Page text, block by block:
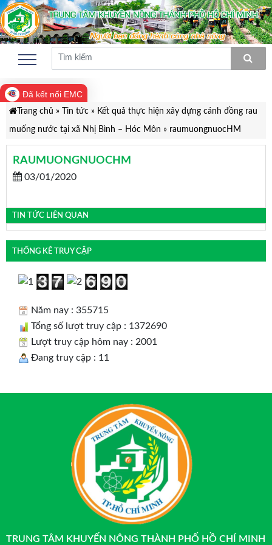
Đã kết nối EMC
Trang chủ » Tin tức» Kết quả thực hiện xây dựng cánh đồng rau
muống nước tại xã Nhị Bình – Hóc Môn » raumuongnuocHM
RAUMUONGNUOCHM
03/01/2020
TIN TỨC LIÊN QUAN
THỐNG KÊ TRUY CẬP
Năm nay : 355715
Tổng số lượt truy cập : 1372690
Lượt truy cập hôm nay : 2001
Đang truy cập : 11
TRUNG TÂM KHUYẾN NÔNG THÀNH PHỐ HỒ CHÍ MINH